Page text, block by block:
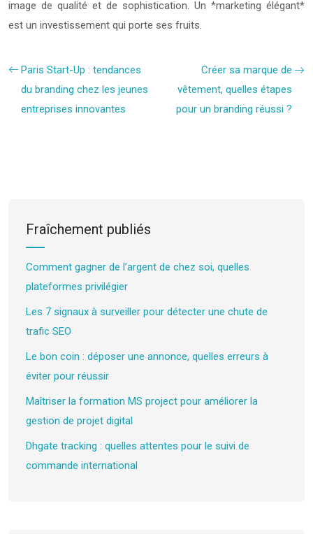
image de qualité et de sophistication. Un *marketing élégant*
est un investissement qui porte ses fruits.
Paris Start-Up : tendances
du branding chez les jeunes
entreprises innovantes
Créer sa marque de
vêtement, quelles étapes
pour un branding réussi ?
Fraîchement publiés
Comment gagner de l’argent de chez soi, quelles
plateformes privilégier
Les 7 signaux à surveiller pour détecter une chute de
trafic SEO
Le bon coin : déposer une annonce, quelles erreurs à
éviter pour réussir
Maîtriser la formation MS project pour améliorer la
gestion de projet digital
Dhgate tracking : quelles attentes pour le suivi de
commande international